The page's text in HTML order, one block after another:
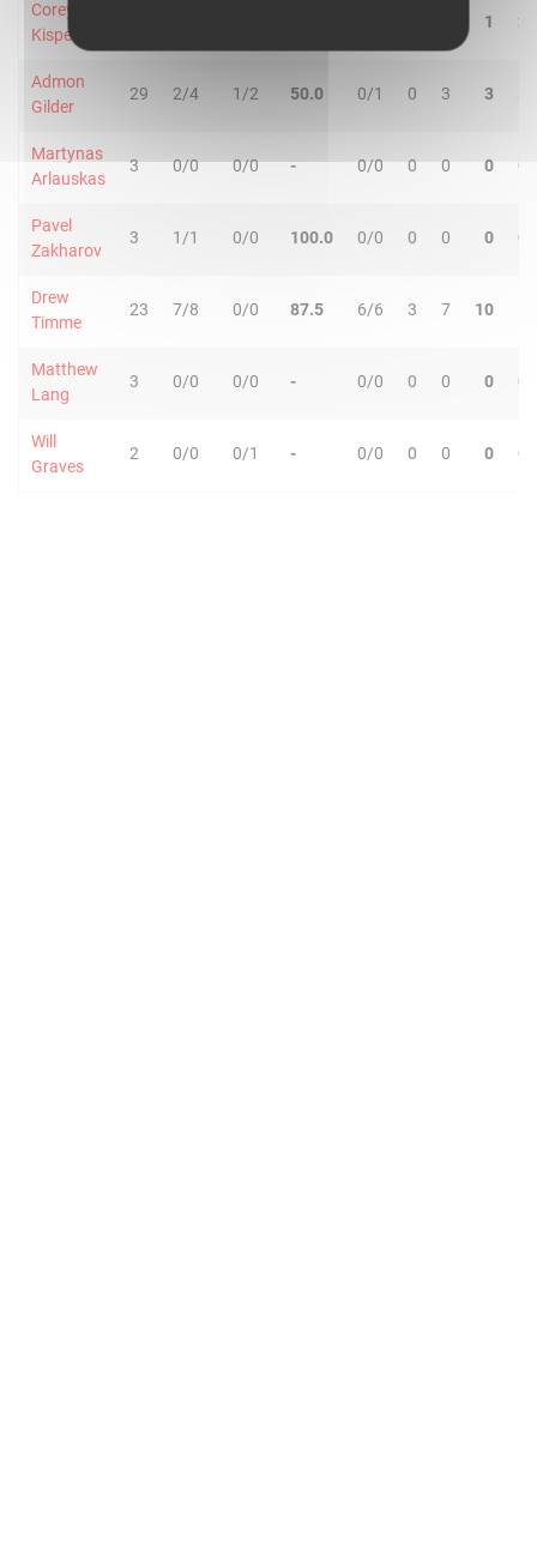
Corey
Kispert
1 2
Admon
Gilder
29 2/4 1/2 50.0 0/1 0 3 3
Martynas
Arlauskas
3 0/0 0/0 - 0/0 0 0 0 0
Pavel
Zakharov
3 1/1 0/0 100.0 0/0 0 0 0 0
Drew
Timme
23 7/8 0/0 87.5 6/6 3 7 10
Matthew
Lang
3 0/0 0/0 - 0/0 0 0 0 0
Will
Graves
2 0/0 0/1 - 0/0 0 0 0 0